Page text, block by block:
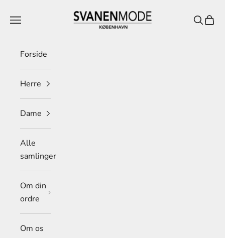
Svanen Mode
Menu Søg
Forside
Herre
Dame
Alle
samlinger
Om din
ordre
Om os